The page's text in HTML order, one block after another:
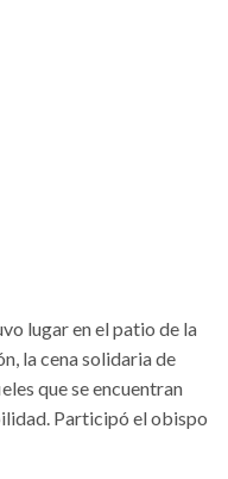
lugar en el patio de la
la cena solidaria de
que se encuentran
Participó el obispo